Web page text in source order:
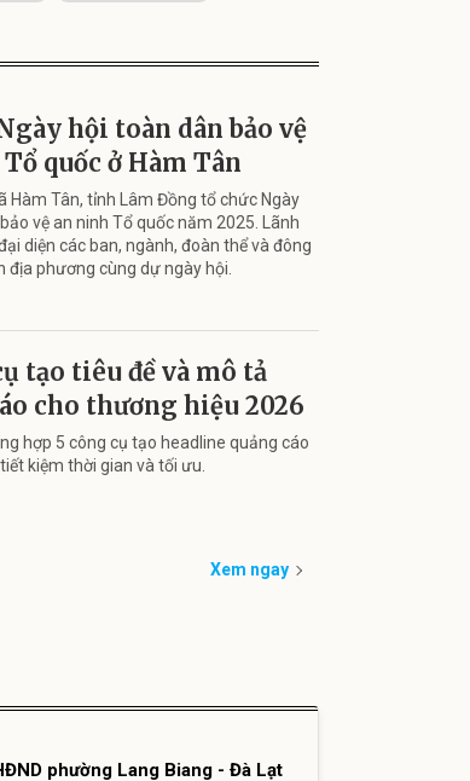
hội toàn dân bảo vệ
quốc ở Hàm Tân
Hàm Tân, tỉnh Lâm Đồng tổ chức Ngày
vệ an ninh Tổ quốc năm 2025. Lãnh
diện các ban, ngành, đoàn thể và đông
địa phương cùng dự ngày hội.
tạo tiêu đề và mô tả
cho thương hiệu 2026
hợp 5 công cụ tạo headline quảng cáo
kiệm thời gian và tối ưu.
Xem ngay
phường Lang Biang - Đà Lạt